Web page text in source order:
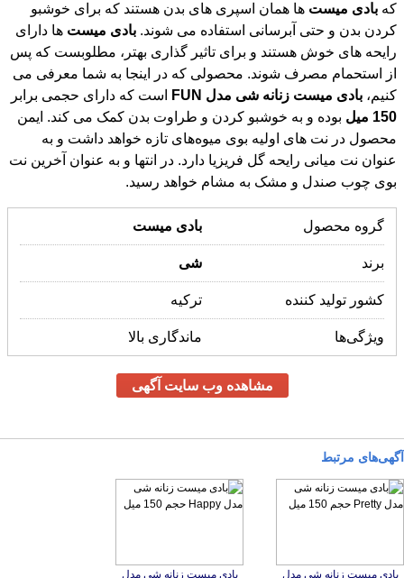
که بادی میست ها همان اسپری های بدن هستند که برای خوشبو
کردن بدن و حتی آبرسانی استفاده می شوند. بادی میست ها دارای
رایحه های خوش هستند و برای تاثیر گذاری بهتر، مطلوبست که پس
از استحمام مصرف شوند. محصولی که در اینجا به شما معرفی می
کنیم، بادی میست زنانه شی مدل FUN
است که دارای حجمی برابر
150 میل بوده و به خوشبو کردن و طراوت بدن کمک می کند. ایمن
محصول در نت های اولیه بوی میوه‌های تازه خواهد داشت و به
عنوان نت میانی رایحه گل فریزیا دارد. در انتها و به عنوان آخرین نت
بوی چوب صندل و مشک به مشام خواهد رسید.
گروه محصول بادی میست
برند شی
کشور تولید کننده ترکیه
ویژگی‌ها ماندگاری بالا
مشاهده وب سایت آگهی
آگهی‌های مرتبط
بادی میست زنانه شی مدل
بادی میست زنانه شی مدل